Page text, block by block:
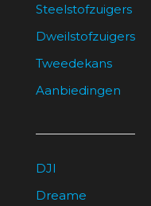
Steelstofzuigers
Dweilstofzuigers
Tweedekans
Aanbiedingen
DJI
Dreame